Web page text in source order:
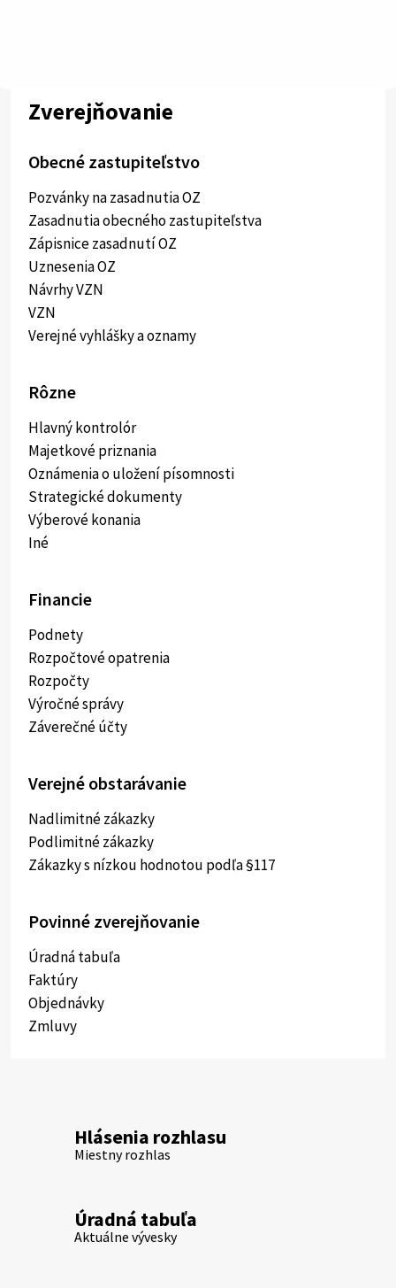
Zverejňovanie
Obecné zastupiteľstvo
Pozvánky na zasadnutia OZ
Zasadnutia obecného zastupiteľstva
Zápisnice zasadnutí OZ
Uznesenia OZ
Návrhy VZN
VZN
Verejné vyhlášky a oznamy
Rôzne
Hlavný kontrolór
Majetkové priznania
Oznámenia o uložení písomnosti
Strategické dokumenty
Výberové konania
Iné
Financie
Podnety
Rozpočtové opatrenia
Rozpočty
Výročné správy
Záverečné účty
Verejné obstarávanie
Nadlimitné zákazky
Podlimitné zákazky
Zákazky s nízkou hodnotou podľa §117
Povinné zverejňovanie
Úradná tabuľa
Faktúry
Objednávky
Zmluvy
Hlásenia rozhlasu
Miestny rozhlas
Úradná tabuľa
Aktuálne vývesky